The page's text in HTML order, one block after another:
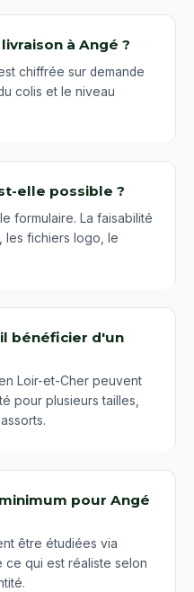
à Angé ?
chiffrée sur demande
colis et le niveau
elle possible ?
formulaire. La faisabilité
les fichiers logo, le
bénéficier d'un
Loir-et-Cher peuvent
pour plusieurs tailles,
pour Angé
être étudiées via
ce qui est réaliste selon